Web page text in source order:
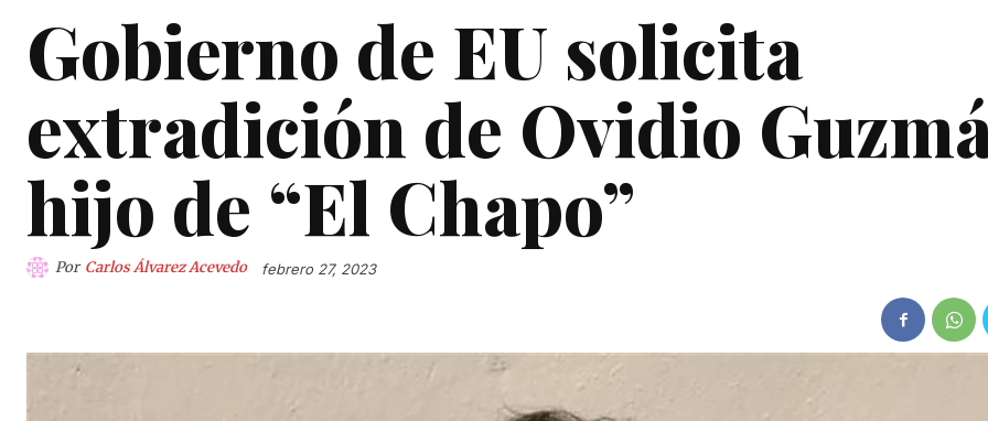
Gobierno de EU solicita
extradición de Ovidio
hijo de “El Chapo”
Por Carlos Álvarez Acevedo febrero 27, 2023